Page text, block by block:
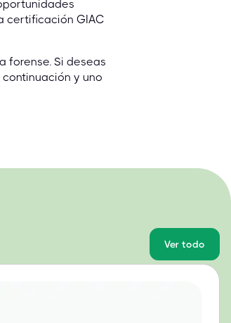
certificación GIAC
forense. Si deseas
y uno
Ver todo